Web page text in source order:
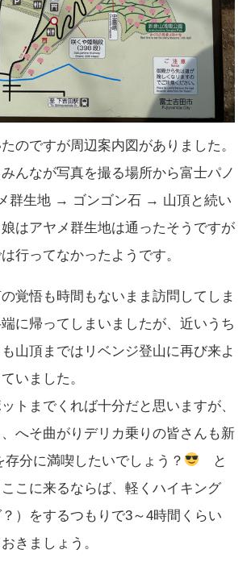
のですが周辺案内図がありました。
んなが写真を撮る場所から富士パノ
群生地 → ゴンゴン石 → 山頂と続い
はアヤメ群生地は通ったそうですが
行ってなかったようです。
覚悟も時間もないまま訪問してしま
に帰ってしまいましたが、近いうち
山頂まではリベンジ登山に再び来よ
いました。
トまでくれば十分だと思いますが、
へそ曲がりデリカ乗りの皆さんも新
分に満喫したいでしょう？
と
こに来るならば、軽くハイキング
？）をするつもりで3～4時間くらい
きましょう。